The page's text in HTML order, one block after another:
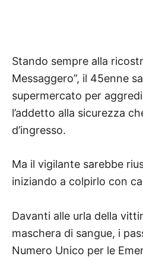
Stando sempre alla
Messaggero”, il 45enne
supermercato per
l’addetto alla sicurezza
d’ingresso.
Ma il vigilante sarebbe
iniziando a colpirlo con
Davanti alle urla della
maschera di sangue, i
Numero Unico per le